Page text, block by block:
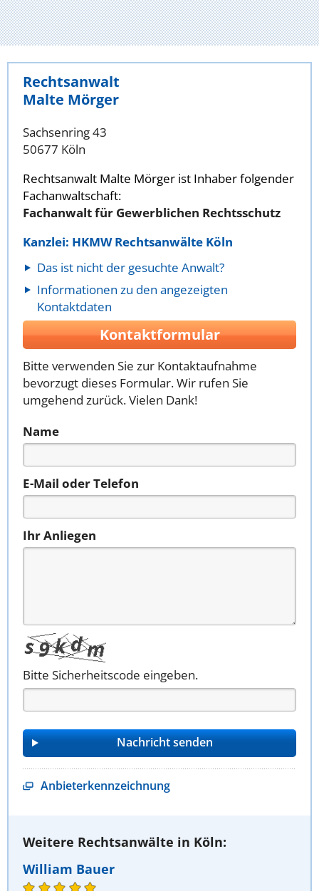
Rechtsanwalt
Malte Mörger
Sachsenring 43
50677 Köln
Rechtsanwalt Malte Mörger ist Inhaber folgender
Fachanwaltschaft:
Fachanwalt für Gewerblichen Rechtsschutz
Kanzlei: HKMW Rechtsanwälte Köln
Das ist nicht der gesuchte Anwalt?
Informationen zu den angezeigten
Kontaktdaten
Kontaktformular
Bitte verwenden Sie zur Kontaktaufnahme
bevorzugt dieses Formular. Wir rufen Sie
umgehend zurück. Vielen Dank!
Name
E-Mail oder Telefon
Ihr Anliegen
Bitte Sicherheitscode eingeben.
Anbieterkennzeichnung
Weitere Rechtsanwälte in Köln:
William Bauer